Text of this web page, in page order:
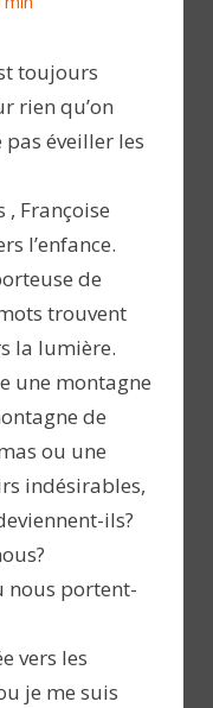
toujours
rien qu’on
éveiller les
, Françoise
l’enfance.
de
trouvent
la lumière.
une montagne
de
ou une
indésirables,
ils?
nous portent-
vers les
je me suis